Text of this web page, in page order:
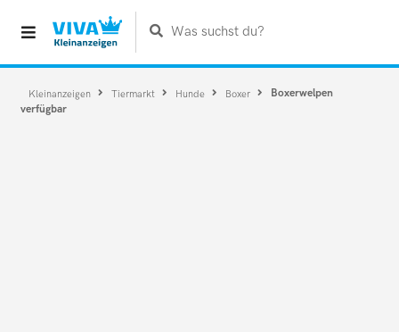
Was suchst du?
Kleinanzeigen Tiermarkt Hunde Boxer
Boxerwelpen
verfügbar